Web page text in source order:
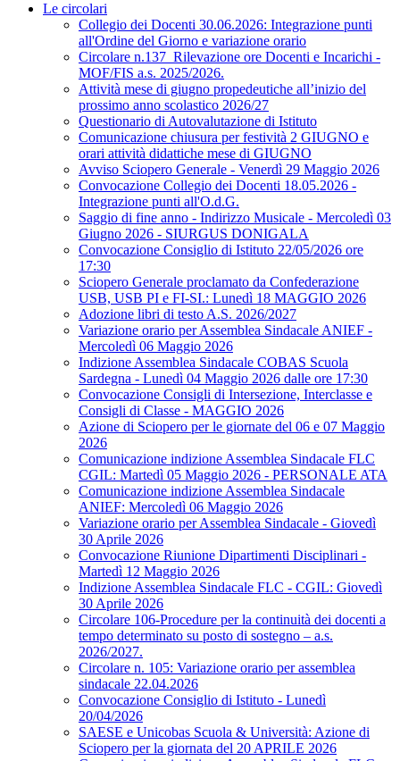
Le circolari
Collegio dei Docenti 30.06.2026: Integrazione punti
all'Ordine del Giorno e variazione orario
Circolare n.137_Rilevazione ore Docenti e Incarichi -
MOF/FIS a.s. 2025/2026.
Attività mese di giugno propedeutiche all’inizio del
prossimo anno scolastico 2026/27
Questionario di Autovalutazione di Istituto
Comunicazione chiusura per festività 2 GIUGNO e
orari attività didattiche mese di GIUGNO
Avviso Sciopero Generale - Venerdì 29 Maggio 2026
Convocazione Collegio dei Docenti 18.05.2026 -
Integrazione punti all'O.d.G.
Saggio di fine anno - Indirizzo Musicale - Mercoledì 03
Giugno 2026 - SIURGUS DONIGALA
Convocazione Consiglio di Istituto 22/05/2026 ore
17:30
Sciopero Generale proclamato da Confederazione
USB, USB PI e FI-SI.: Lunedì 18 MAGGIO 2026
Adozione libri di testo A.S. 2026/2027
Variazione orario per Assemblea Sindacale ANIEF -
Mercoledì 06 Maggio 2026
Indizione Assemblea Sindacale COBAS Scuola
Sardegna - Lunedì 04 Maggio 2026 dalle ore 17:30
Convocazione Consigli di Intersezione, Interclasse e
Consigli di Classe - MAGGIO 2026
Azione di Sciopero per le giornate del 06 e 07 Maggio
2026
Comunicazione indizione Assemblea Sindacale FLC
CGIL: Martedì 05 Maggio 2026 - PERSONALE ATA
Comunicazione indizione Assemblea Sindacale
ANIEF: Mercoledì 06 Maggio 2026
Variazione orario per Assemblea Sindacale - Giovedì
30 Aprile 2026
Convocazione Riunione Dipartimenti Disciplinari -
Martedì 12 Maggio 2026
Indizione Assemblea Sindacale FLC - CGIL: Giovedì
30 Aprile 2026
Circolare 106-Procedure per la continuità dei docenti a
tempo determinato su posto di sostegno – a.s.
2026/2027.
Circolare n. 105: Variazione orario per assemblea
sindacale 22.04.2026
Convocazione Consiglio di Istituto - Lunedì
20/04/2026
SAESE e Unicobas Scuola & Università: Azione di
Sciopero per la giornata del 20 APRILE 2026